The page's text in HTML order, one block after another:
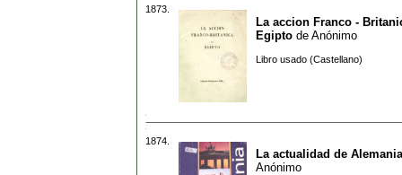
1873.
La accion Franco -
Egipto de Anónimo
Libro usado (Castellano)
1874.
La actualidad de Alemania
Anónimo